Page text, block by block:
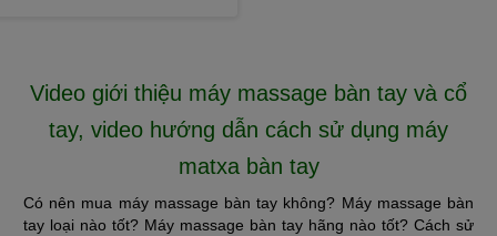
Video giới thiệu máy massage bàn tay và cổ
tay, video hướng dẫn cách sử dụng máy
matxa bàn tay
Có nên mua máy massage bàn tay không? Máy massage bàn
tay loại nào tốt? Máy massage bàn tay hãng nào tốt? Cách sử